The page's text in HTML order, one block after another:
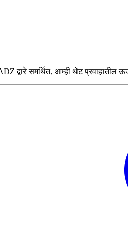
द्वारे समर्थित, आम्ही थेट